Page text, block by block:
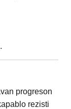
progreson
rezisti